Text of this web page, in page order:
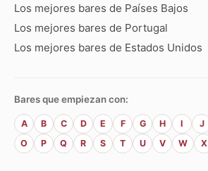
Los mejores bares de Países Bajos
Los mejores bares de Portugal
Los mejores bares de Estados Unidos
Bares que empiezan con:
A B C D E F G H I J
O
P Q R S T U V W X